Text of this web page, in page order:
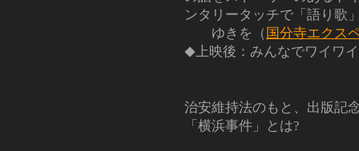
ンタリータッチで「語り歌
ゆきを（ 国分寺エクス
◆上映後：みんなでワイワ
治安維持法のもと、出版記
「横浜事件」とは?